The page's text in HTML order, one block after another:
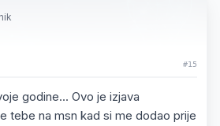
#15
godine... Ovo je izjava
tebe na msn kad si me dodao prije